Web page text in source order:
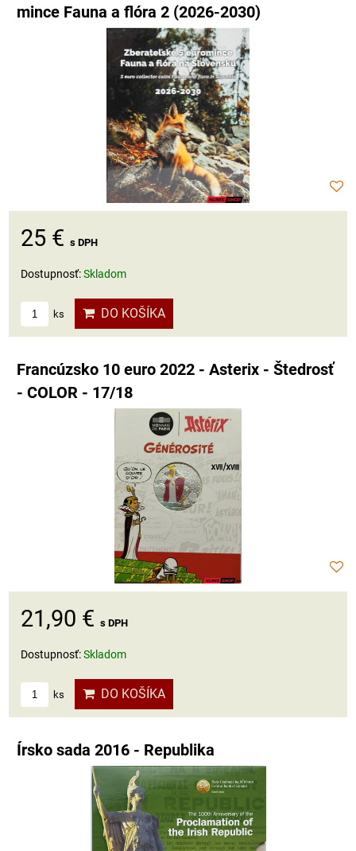
mince Fauna a flóra 2 (2026-2030)
25 € s DPH
Dostupnosť:Skladom
ks DO KOŠÍKA
Francúzsko 10 euro 2022 - Asterix - Štedrosť
- COLOR - 17/18
21,90 € s DPH
Dostupnosť:Skladom
ks DO KOŠÍKA
Írsko sada 2016 - Republika